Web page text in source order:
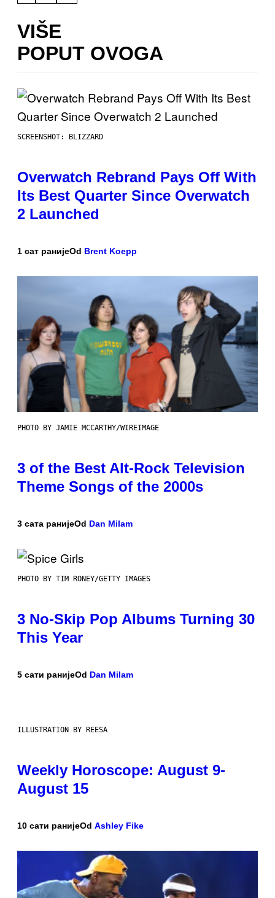
VIŠE
POPUT OVOGA
SCREENSHOT: BLIZZARD
Overwatch Rebrand Pays Off With
Its Best Quarter Since Overwatch
2 Launched
1 сат ранијеOd Brent Koepp
PHOTO BY JAMIE MCCARTHY/WIREIMAGE
3 of the Best Alt-Rock Television
Theme Songs of the 2000s
3 сата ранијеOd Dan Milam
PHOTO BY TIM RONEY/GETTY IMAGES
3 No-Skip Pop Albums Turning 30
This Year
5 сати ранијеOd Dan Milam
ILLUSTRATION BY REESA
Weekly Horoscope: August 9-
August 15
10 сати ранијеOd Ashley Fike